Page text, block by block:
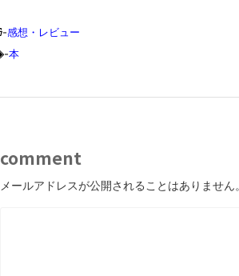
-感想・レビュー
-本
comment
メールアドレスが公開されることはありません。